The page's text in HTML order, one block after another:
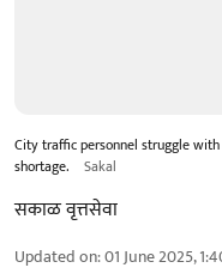
City traffic personnel struggle
shortage.
Sakal
सकाळ वृत्तसेवा
Updated on:01 June 2025,